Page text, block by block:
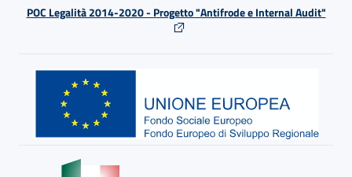
POC Legalità 2014-2020 - Progetto "Antifrode e Internal Audit"